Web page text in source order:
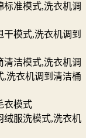
准模式,洗衣机调
模式,洗衣机调到
洁模式,洗衣机调
,洗衣机调到清洁桶
衣模式
绒服洗模式,洗衣机